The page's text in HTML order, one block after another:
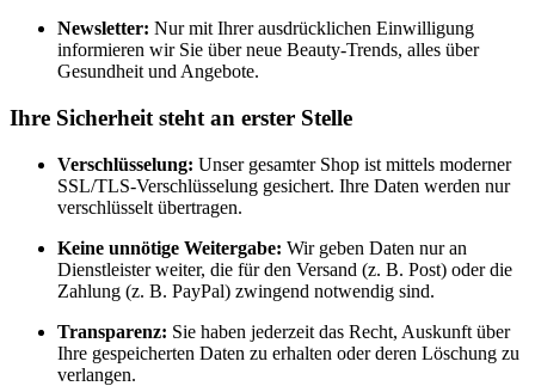
Newsletter: Nur mit Ihrer ausdrücklichen Einwilligung
informieren wir Sie über neue Beauty-Trends, alles über
Gesundheit und Angebote.
Ihre Sicherheit steht an erster Stelle
Verschlüsselung: Unser gesamter Shop ist mittels moderner
SSL/TLS-Verschlüsselung gesichert. Ihre Daten werden nur
verschlüsselt übertragen.
Keine unnötige Weitergabe: Wir geben Daten nur an
Dienstleister weiter, die für den Versand (z. B. Post) oder die
Zahlung (z. B. PayPal) zwingend notwendig sind.
Transparenz: Sie haben jederzeit das Recht, Auskunft über
Ihre gespeicherten Daten zu erhalten oder deren Löschung zu
verlangen.